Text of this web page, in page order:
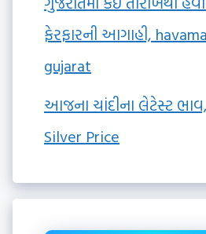
ફેરફારની આગાહી,
gujarat
આજના ચાંદીના લેટેસ્ટ
Silver Price